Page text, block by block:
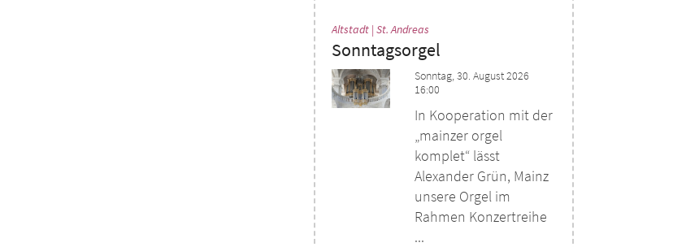
Altstadt | St. Andreas
Sonntagsorgel
Sonntag, 30. August 2026
16:00
In Kooperation mit der
„mainzer orgel
komplet“ lässt
Alexander Grün, Mainz
unsere Orgel im
Rahmen Konzertreihe
...